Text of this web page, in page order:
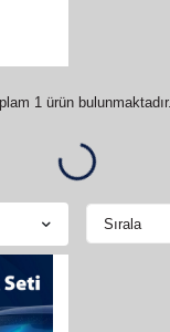
1 ürün bulunmaktadır.